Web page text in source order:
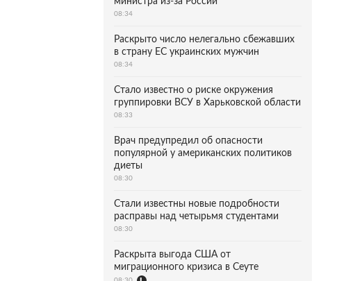
08:34
Раскрыто число нелегально сбежавших
в страну ЕС украинских мужчин
08:34
Стало известно о риске окружения
группировки ВСУ в Харьковской области
08:33
Врач предупредил об опасности
популярной у американских политиков
диеты
08:30
Стали известны новые подробности
расправы над четырьмя студентами
08:30
Раскрыта выгода США от
миграционного кризиса в Сеуте